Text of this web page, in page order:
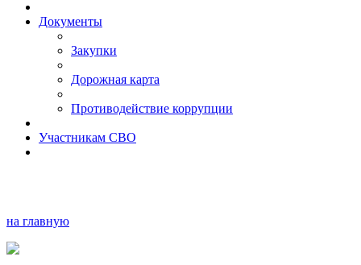
Документы
Закупки
Дорожная карта
Противодействие коррупции
Участникам СВО
на главную